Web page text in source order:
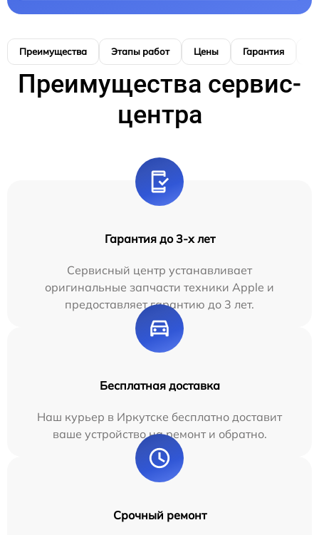
Преимущества Этапы работ Цены Гарантия
Преимущества сервис-
центра
Гарантия до 3-х лет
Сервисный центр устанавливает
оригинальные запчасти техники Apple и
предоставляет гарантию до 3 лет.
Бесплатная доставка
Наш курьер в Иркутске бесплатно доставит
ваше устройство на ремонт и обратно.
Срочный ремонт